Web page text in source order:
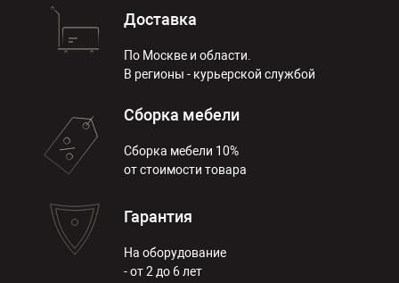
Доставка
По Москве и области.
В регионы - курьерской службой
Сборка мебели
Сборка мебели 10%
от стоимости товара
Гарантия
На оборудование
- от 2 до 6 лет